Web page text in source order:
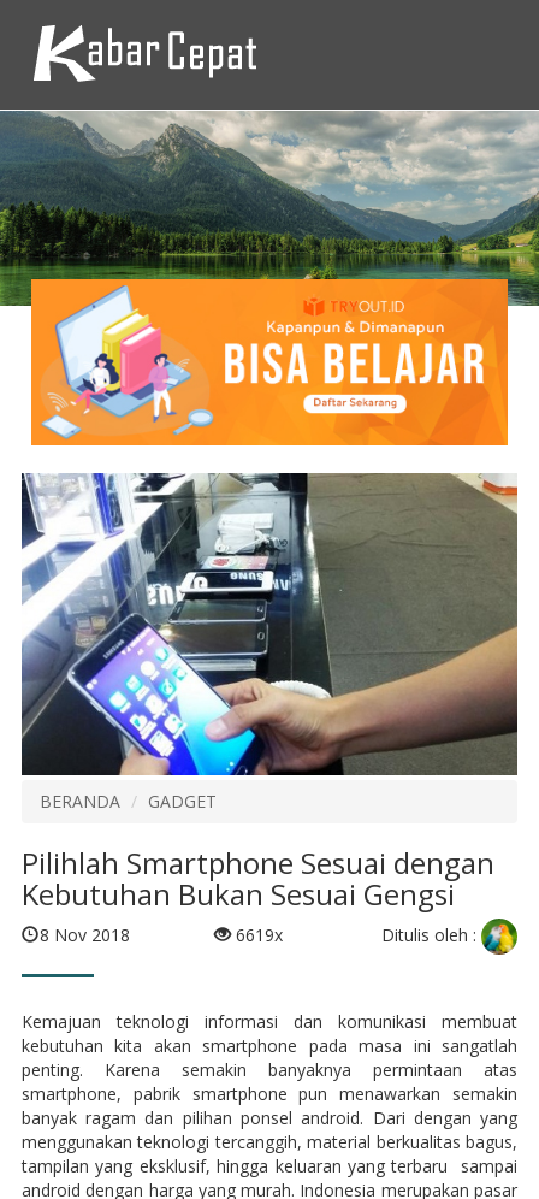
BERANDA GADGET
Pilihlah Smartphone Sesuai dengan
Kebutuhan Bukan Sesuai Gengsi
8 Nov 2018 6619x Ditulis oleh :
Kemajuan teknologi informasi dan komunikasi membuat
kebutuhan kita akan smartphone pada masa ini sangatlah
penting. Karena semakin banyaknya permintaan atas
smartphone, pabrik smartphone pun menawarkan semakin
banyak ragam dan pilihan ponsel android. Dari dengan yang
menggunakan teknologi tercanggih, material berkualitas bagus,
tampilan yang eksklusif, hingga keluaran yang terbaru sampai
android dengan harga yang murah. Indonesia merupakan pasar